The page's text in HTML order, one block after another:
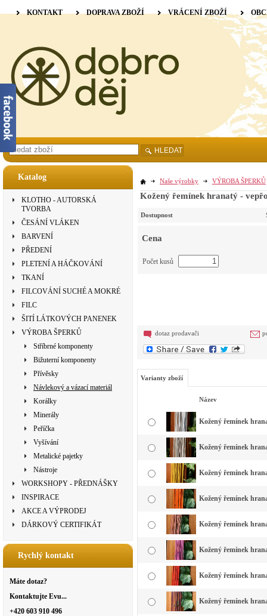
Katalog
KLOTHO - AUTORSKÁ
TVORBA
ČESÁNÍ VLÁKEN
BARVENÍ
PŘEDENÍ
PLETENÍ A HÁČKOVÁNÍ
TKANÍ
FILCOVÁNÍ SUCHÉ A MOKRÉ
FILC
ŠITÍ LÁTKOVÝCH PANENEK
VÝROBA ŠPERKŮ
Stříbrné komponenty
Bižuterní komponenty
Přívěsky
Návlekový a vázací materiál
Korálky
Minerály
Peříčka
Vyšívání
Metalické pajetky
Nástroje
WORKSHOPY - PŘEDNÁŠKY
INSPIRACE
AKCE A VÝPRODEJ
DÁRKOVÝ CERTIFIKÁT
Rychlý kontakt
Máte dotaz?
Kontaktujte Evu...
+420 603 910 496
Naše výrobky VÝROBA ŠPERKŮ
Kožený řemínek hranatý -
Dostupnost
Cena
Počet kusů
dotaz prodavači
Varianty zboží
Název
Kožený řemínek
Kožený řemínek
Kožený řemínek
Kožený řemínek
Kožený řemínek
Kožený řemínek
Kožený řemínek
Kožený řemínek
KONTAKT DOPRAVA ZBOŽÍ VRÁCENÍ ZBOŽÍ
HLEDAT